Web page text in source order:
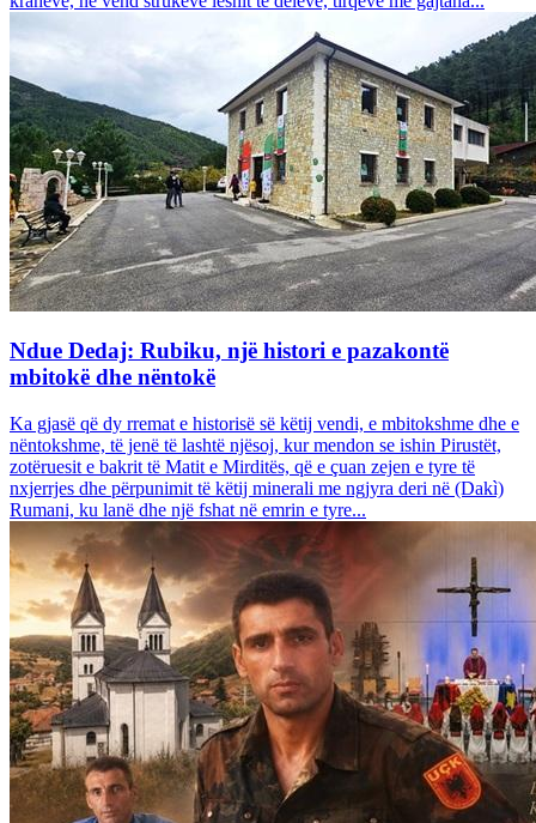
Ndue Dedaj: Rubiku, një histori e pazakontë
mbitokë dhe nëntokë
Ka gjasë që dy rremat e historisë së këtij vendi, e mbitokshme dhe e
nëntokshme, të jenë të lashtë njësoj, kur mendon se ishin Pirustët,
zotëruesit e bakrit të Matit e Mirditës, që e çuan zejen e tyre të
nxjerrjes dhe përpunimit të këtij minerali me ngjyra deri në (Dakì)
Rumani, ku lanë dhe një fshat në emrin e tyre...